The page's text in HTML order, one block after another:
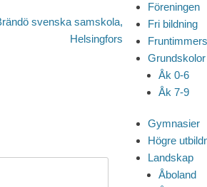
svenska samskola,
Helsingfors
Föreningen
Fri bildning
Grundskolor
Åk 0-6
Åk 7-9
Gymnasier
Högre
Landskap
Åboland